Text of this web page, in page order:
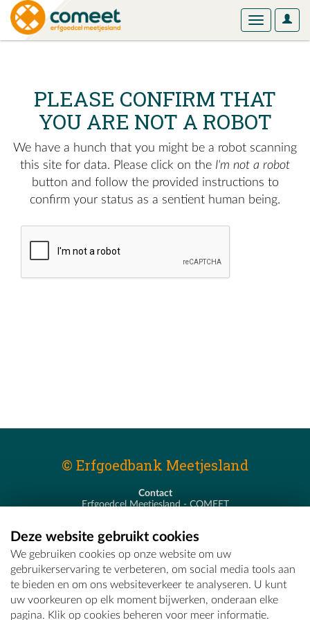
User
Toggle
PLEASE CONFIRM THAT
YOU ARE NOT A ROBOT
We have a hunch that you might be a robot scanning
this site for data. Please click on the I'm not a robot
button and follow the provided instructions to
confirm your status as a sentient human being.
© Erfgoedbank Meetjesland
Contact
Erfgoedcel Meetjesland - COMEET
T - 09 373 75 96
E -erfgoedcel@comeet.be
Deze website gebruikt cookies
We gebruiken cookies op onze website om uw
gebruikerservaring te verbeteren, om social media tools aan
te bieden en om ons websiteverkeer te analyseren. U kunt
uw voorkeuren op elk moment bijwerken, onderaan elke
pagina. Klik op cookies beheren voor meer informatie.